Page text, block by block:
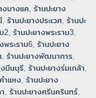
งบางแค, ร้านปะยาง
, ร้านปะยางประเวศ, ร้านปะ
2, ร้านปะยางพระราม3,
พระราม6, ร้านปะยาง
, ร้านปะยางพัฒนาการ,
งมีนบุรี, ร้านปะยางร่มเกล้า,
ำแหง, ร้านปะยาง
, ร้านปะยางศรีนครินทร์,